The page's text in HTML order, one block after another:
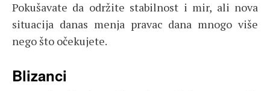
Pokušavate da održite stabilnost i mir, ali nova
situacija danas menja pravac dana mnogo više
nego što očekujete.
Blizanci